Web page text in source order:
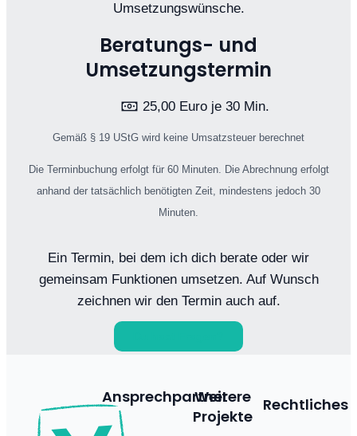
Umsetzungswünsche.
Beratungs- und
Umsetzungstermin
25,00 Euro je 30 Min.
Gemäß § 19 UStG wird keine Umsatzsteuer berechnet
Die Terminbuchung erfolgt für 60 Minuten. Die Abrechnung erfolgt
anhand der tatsächlich benötigten Zeit, mindestens jedoch 30
Minuten.
Ein Termin, bei dem ich dich berate oder wir
gemeinsam Funktionen umsetzen. Auf Wunsch
zeichnen wir den Termin auch auf.
Ansprechpartner
Weitere
Projekte
Rechtliches